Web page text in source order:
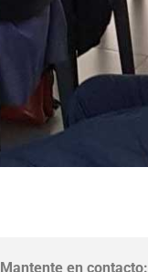
Mantente en contacto: